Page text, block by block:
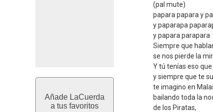
Añade LaCuerda
a tus favoritos
(pal mute)
papara papara y
y paparapa
y papara parapara
Siempre que
se nos pierde la
Y tú tenías eso
y siempre que te
te imagino en
bailando toda la
de los Piratas,